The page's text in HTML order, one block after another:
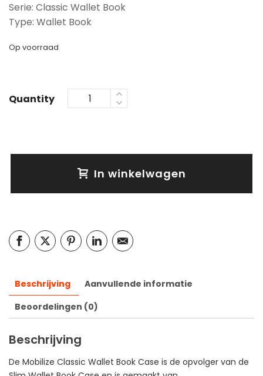
Serie: Classic Wallet Book
Type: Wallet Book
Op voorraad
Quantity
In winkelwagen
Beschrijving
Aanvullende informatie
Beoordelingen (0)
Beschrijving
De Mobilize Classic Wallet Book Case is de opvolger van de